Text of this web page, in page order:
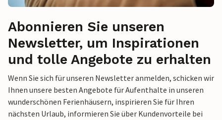
Abonnieren Sie unseren
Newsletter, um Inspirationen
und tolle Angebote zu erhalten
Wenn Sie sich für unseren Newsletter anmelden, schicken wir
Ihnen unsere besten Angebote für Aufenthalte in unseren
wunderschönen Ferienhäusern, inspirieren Sie für Ihren
nächsten Urlaub, informieren Sie über Kundenvorteile bei